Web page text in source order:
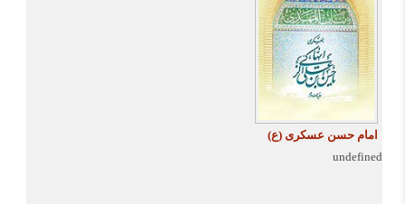
امام حسن عسکری (ع)
undefined